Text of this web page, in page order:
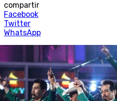
compartir
Facebook
Twitter
WhatsApp